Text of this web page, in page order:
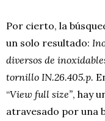
Por cierto, la
un solo resultado:
diversos de
tornillo IN.26.405.p.
“View full size”, hay
atravesado por una